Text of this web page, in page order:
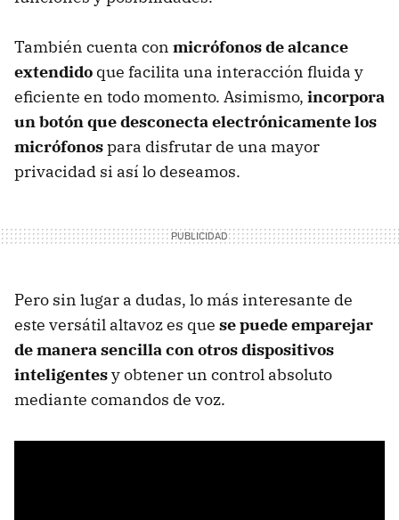
También cuenta con micrófonos de alcance
extendido que facilita una interacción fluida y
eficiente en todo momento. Asimismo, incorpora
un botón que desconecta electrónicamente los
micrófonospara disfrutar de una mayor
privacidad si así lo deseamos.
Pero sin lugar a dudas, lo más interesante de
este versátil altavoz es que se puede emparejar
de manera sencilla con otros dispositivos
inteligentesy obtener un control absoluto
mediante comandos de voz.